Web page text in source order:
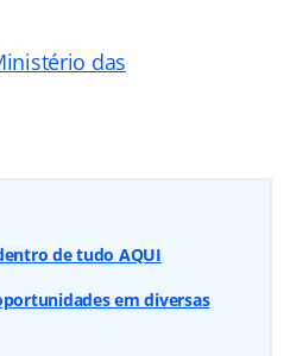
das
de tudo AQUI
em diversas